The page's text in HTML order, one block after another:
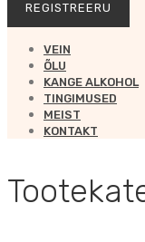
REGISTREERU
VEIN
ÕLU
KANGE ALKOHOL
TINGIMUSED
MEIST
KONTAKT